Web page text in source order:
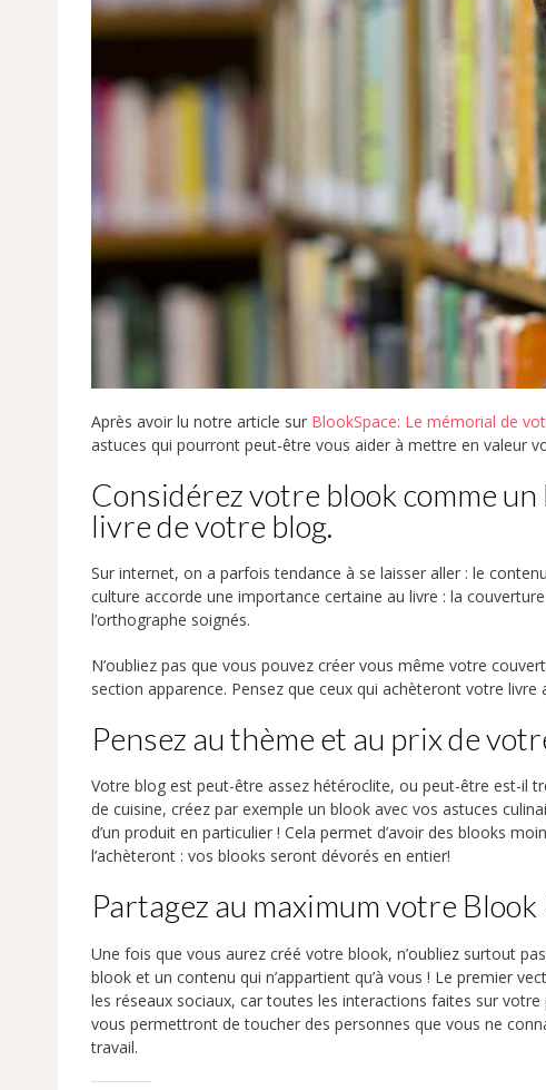
Après avoir lu notre article sur BlookSpace: Le mémorial de
astuces qui pourront peut-être vous aider à mettre en valeur
Considérez votre blook comme
livre de votre blog.
Sur internet, on a parfois tendance à se laisser aller : le
culture accorde une importance certaine au livre : la
l’orthographe soignés.
N’oubliez pas que vous pouvez créer vous même votre
section apparence. Pensez que ceux qui achèteront votre
Pensez au thème et au prix de
Votre blog est peut-être assez hétéroclite, ou peut-être est-il
de cuisine, créez par exemple un blook avec vos astuces
d’un produit en particulier ! Cela permet d’avoir des blooks
l’achèteront : vos blooks seront dévorés en entier!
Partagez au maximum votre Blook
Une fois que vous aurez créé votre blook, n’oubliez surtout
blook et un contenu qui n’appartient qu’à vous ! Le premier
les réseaux sociaux, car toutes les interactions faites sur
vous permettront de toucher des personnes que vous ne
travail.